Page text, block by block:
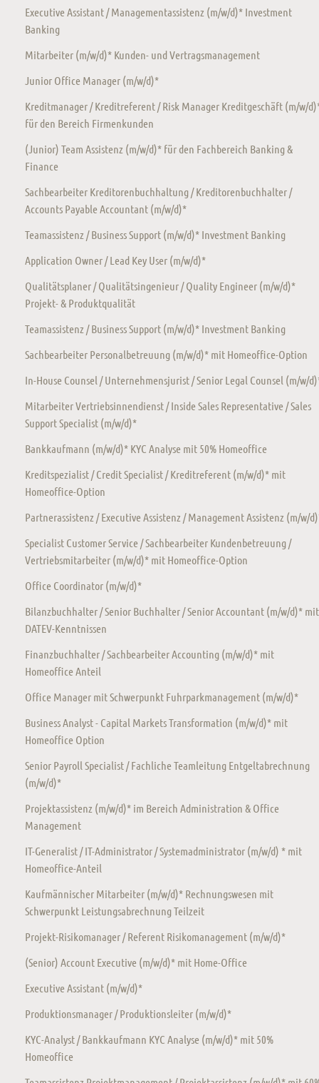
Executive Assistant / Managementassistenz (m/w/d)* Investment
Banking
Mitarbeiter (m/w/d)* Kunden- und Vertragsmanagement
Junior Office Manager (m/w/d)*
Kreditmanager / Kreditreferent / Risk Manager Kreditgeschäft (m/w/
für den Bereich Firmenkunden
(Junior) Team Assistenz (m/w/d)* für den Fachbereich Banking &
Finance
Sachbearbeiter Kreditorenbuchhaltung / Kreditorenbuchhalter /
Accounts Payable Accountant (m/w/d)*
Teamassistenz / Business Support (m/w/d)* Investment Banking
Application Owner / Lead Key User (m/w/d)*
Qualitätsplaner / Qualitätsingenieur / Quality Engineer (m/w/d)*
Projekt- & Produktqualität
Teamassistenz / Business Support (m/w/d)* Investment Banking
Sachbearbeiter Personalbetreuung (m/w/d)* mit Homeoffice-Option
In-House Counsel / Unternehmensjurist / Senior Legal Counsel (m/w/
Mitarbeiter Vertriebsinnendienst / Inside Sales Representative / Sales
Support Specialist (m/w/d)*
Bankkaufmann (m/w/d)* KYC Analyse mit 50% Homeoffice
Kreditspezialist / Credit Specialist / Kreditreferent (m/w/d)* mit
Homeoffice-Option
Partnerassistenz / Executive Assistenz / Management Assistenz (m/w/
Specialist Customer Service / Sachbearbeiter Kundenbetreuung /
Vertriebsmitarbeiter (m/w/d)* mit Homeoffice-Option
Office Coordinator (m/w/d)*
Bilanzbuchhalter / Senior Buchhalter / Senior Accountant (m/w/d)* mit
DATEV-Kenntnissen
Finanzbuchhalter / Sachbearbeiter Accounting (m/w/d)* mit
Homeoffice Anteil
Office Manager mit Schwerpunkt Fuhrparkmanagement (m/w/d)*
Business Analyst - Capital Markets Transformation (m/w/d)* mit
Homeoffice Option
Senior Payroll Specialist / Fachliche Teamleitung Entgeltabrechnung
(m/w/d)*
Projektassistenz (m/w/d)* im Bereich Administration & Office
Management
IT-Generalist / IT-Administrator / Systemadministrator (m/w/d) * mit
Homeoffice-Anteil
Kaufmännischer Mitarbeiter (m/w/d)* Rechnungswesen mit
Schwerpunkt Leistungsabrechnung Teilzeit
Projekt-Risikomanager / Referent Risikomanagement (m/w/d)*
(Senior) Account Executive (m/w/d)* mit Home-Office
Executive Assistant (m/w/d)*
Produktionsmanager / Produktionsleiter (m/w/d)*
KYC-Analyst / Bankkaufmann KYC Analyse (m/w/d)* mit 50%
Homeoffice